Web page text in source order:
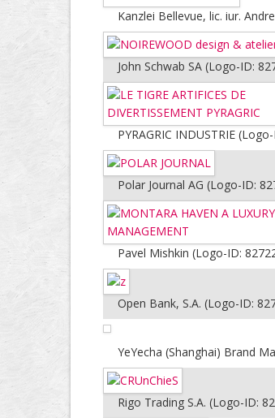
Kanzlei Bellevue, lic. iur.
John Schwab SA (Logo-ID:
PYRAGRIC INDUSTRIE
Polar Journal AG (Logo-ID:
Pavel Mishkin (Logo-ID:
Open Bank, S.A. (Logo-ID:
YeYecha (Shanghai) Brand
Rigo Trading S.A. (Logo-ID: